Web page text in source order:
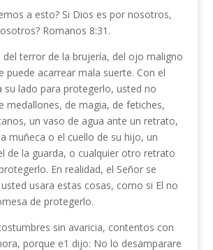
a esto? Si Dios es por noso­tros,
Romanos 8:31.
del terror de la brujería, del ojo maligno
puede acarrear mala suerte. Con el
su lado para protegerlo, usted no
medallones, de magia, de fetiches,
un vaso de agua ante un retrato,
muñeca o el cuello de su hijo, un
de la guarda, o cualquier otro retrato
En realidad, el Señor se
usara estas cosas, como si El no
de protegerlo.
sin avaricia, conten­tos con
porque e1 dijo: No lo desamparare